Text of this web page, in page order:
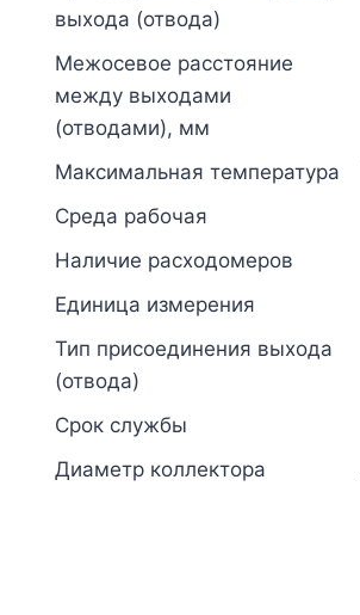
выхода (отвода)
Межосевое расстояние
между выходами
(отводами), мм
Максимальная температура
Среда рабочая
Наличие расходомеров
Единица измерения
Тип присоединения выхода
(отвода)
Срок службы
Диаметр коллектора